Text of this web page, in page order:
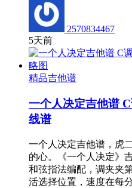
2570834467
5天前
精品吉他谱
一个人决定吉他谱
线谱
一个人决定吉他谱，虎
的心。《一个人决定》
和弦指法编配，调夹夹
活选择位置，速度在每